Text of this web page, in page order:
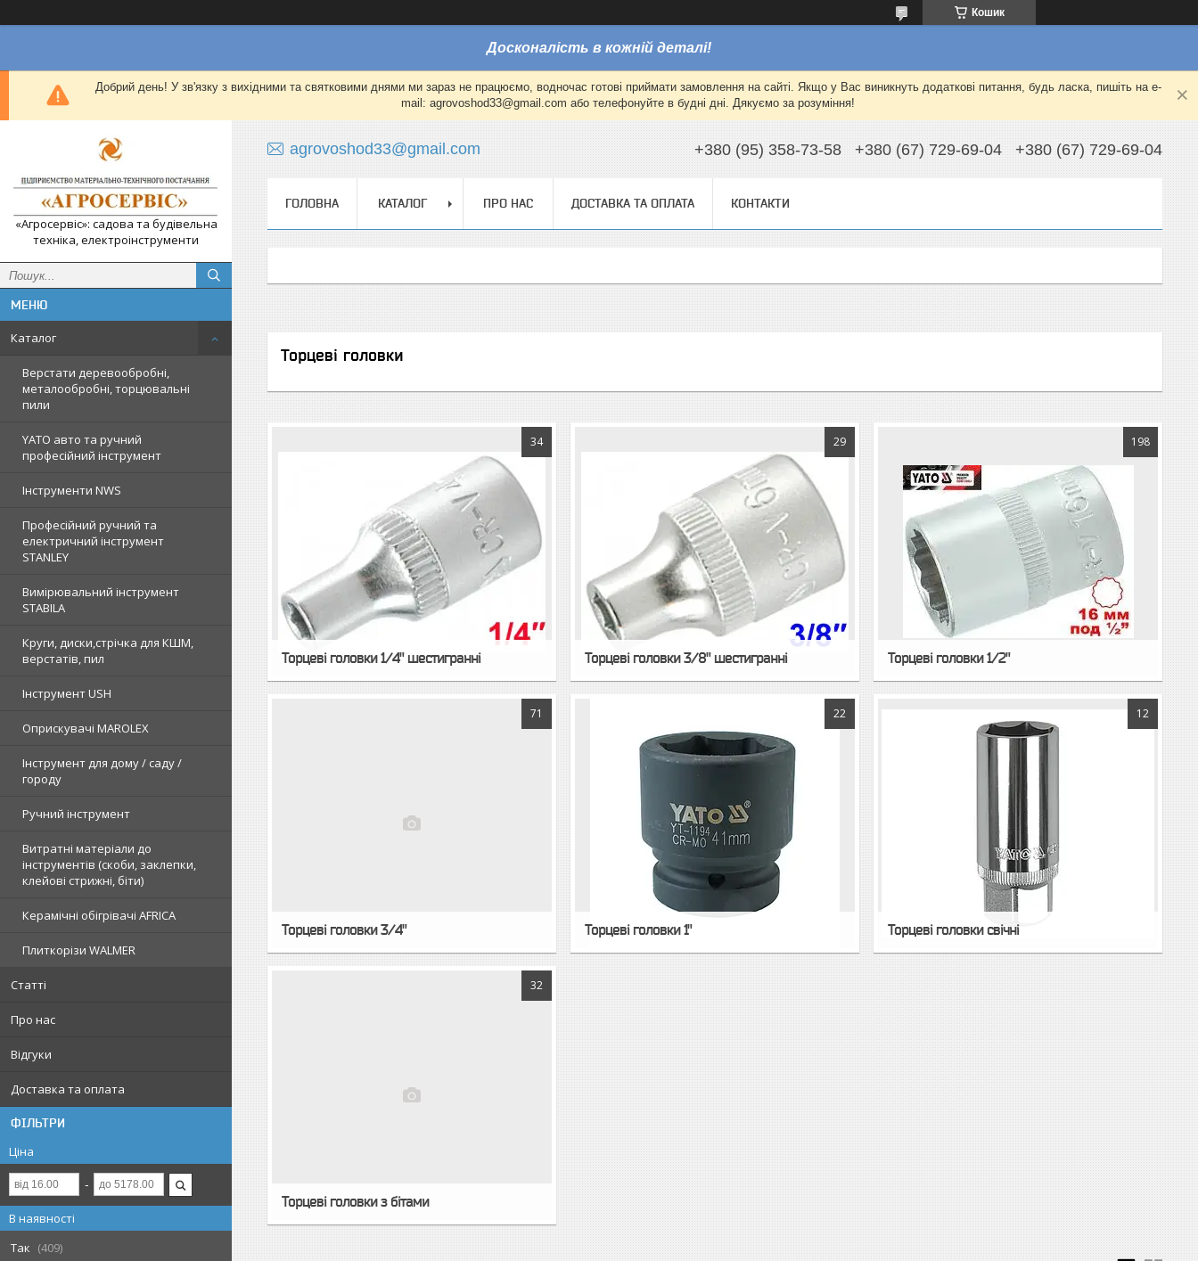
Кошик
Досконалість в кожній деталі!
Добрий день! У зв'язку з вихідними та святковими днями ми зараз не працюємо, водночас готові приймати замовлення на сайті. Якщо у Вас виникнуть додаткові питання, будь ласка, пишіть на e-
mail: agrovoshod33@gmail.com або телефонуйте в будні дні. Дякуємо за розуміння!
«Агросервіс»: садова та будівельна
техніка, електроінструменти
Каталог
Верстати деревообробні,
металообробні, торцювальні
пили
YATO авто та ручний
професійний інструмент
Інструменти NWS
Професійний ручний та
електричний інструмент
STANLEY
Вимірювальний інструмент
STABILA
Круги, диски,стрічка для КШМ,
верстатів, пил
Інструмент USH
Оприскувачі MAROLEX
Інструмент для дому / саду /
городу
Ручний інструмент
Витратні матеріали до
інструментів (скоби, заклепки,
клейові стрижні, біти)
Керамічні обігрівачі AFRICA
Плиткорізи WALMER
Статті
Про нас
Відгуки
Доставка та оплата
ФІЛЬТРИ
Ціна
В наявності
Так
409
agrovoshod33@gmail.com +380 (95) 358-73-58 +380 (67) 729-69-04 +380 (67) 729-69-04
ГОЛОВНА КАТАЛОГ ПРО НАС ДОСТАВКА ТА ОПЛАТА КОНТАКТИ
Торцеві головки
34
Торцеві головки 1/4" шестигранні
29
Торцеві головки 3/8" шестигранні
198
Торцеві головки 1/2"
71
Торцеві головки 3/4"
22
Торцеві головки 1"
12
Торцеві головки свічні
32
Торцеві головки з бітами